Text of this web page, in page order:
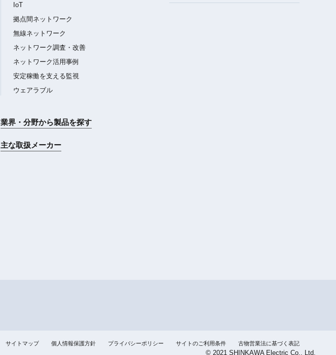
IoT
拠点間ネットワーク
無線ネットワーク
ネットワーク調査・改善
ネットワーク活用事例
安定稼働を支える監視
ウェアラブル
業界・分野から製品を探す
主な取扱メーカー
サイトマップ 個人情報保護方針 プライバシーポリシー サイトのご利用条件 古物営業法に基づく表記
© 2021 SHINKAWA Electric Co., Ltd.